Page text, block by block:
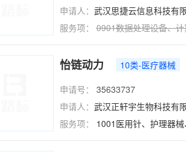
申请人： 武汉思捷云信息科技有
服务项： 0901数据处理设备、
怡链动力 10类-医疗器械
申请号： 35633737
申请人： 武汉正轩宇生物科技有
服务项： 1001医用针、护理器